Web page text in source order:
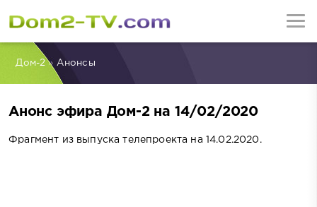
Дом-2» Анонсы
Анонс эфира Дом-2 на 14/02/2020
Фрагмент из выпуска телепроекта на 14.02.2020.